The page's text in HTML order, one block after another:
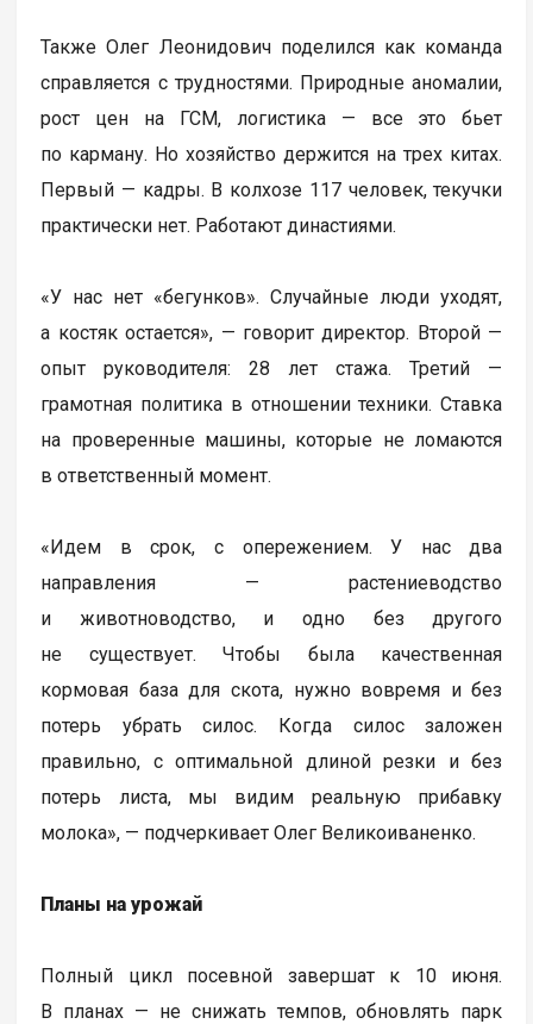
Также Олег Леонидович поделился как команда
справляется с трудностями. Природные аномалии,
рост цен на ГСМ, логистика — все это бьет
по карману. Но хозяйство держится на трех китах.
Первый — кадры. В колхозе 117 человек, текучки
практически нет. Работают династиями.
«У нас нет «бегунков». Случайные люди уходят,
а костяк остается», — говорит директор. Второй —
опыт руководителя: 28 лет стажа. Третий —
грамотная политика в отношении техники. Ставка
на проверенные машины, которые не ломаются
в ответственный момент.
«Идем в срок, с опережением. У нас два
направления — растениеводство
и животноводство, и одно без другого
не существует. Чтобы была качественная
кормовая база для скота, нужно вовремя и без
потерь убрать силос. Когда силос заложен
правильно, с оптимальной длиной резки и без
потерь листа, мы видим реальную прибавку
молока», — подчеркивает Олег Великоиваненко.
Планы на урожай
Полный цикл посевной завершат к 10 июня.
В планах — не снижать темпов, обновлять парк